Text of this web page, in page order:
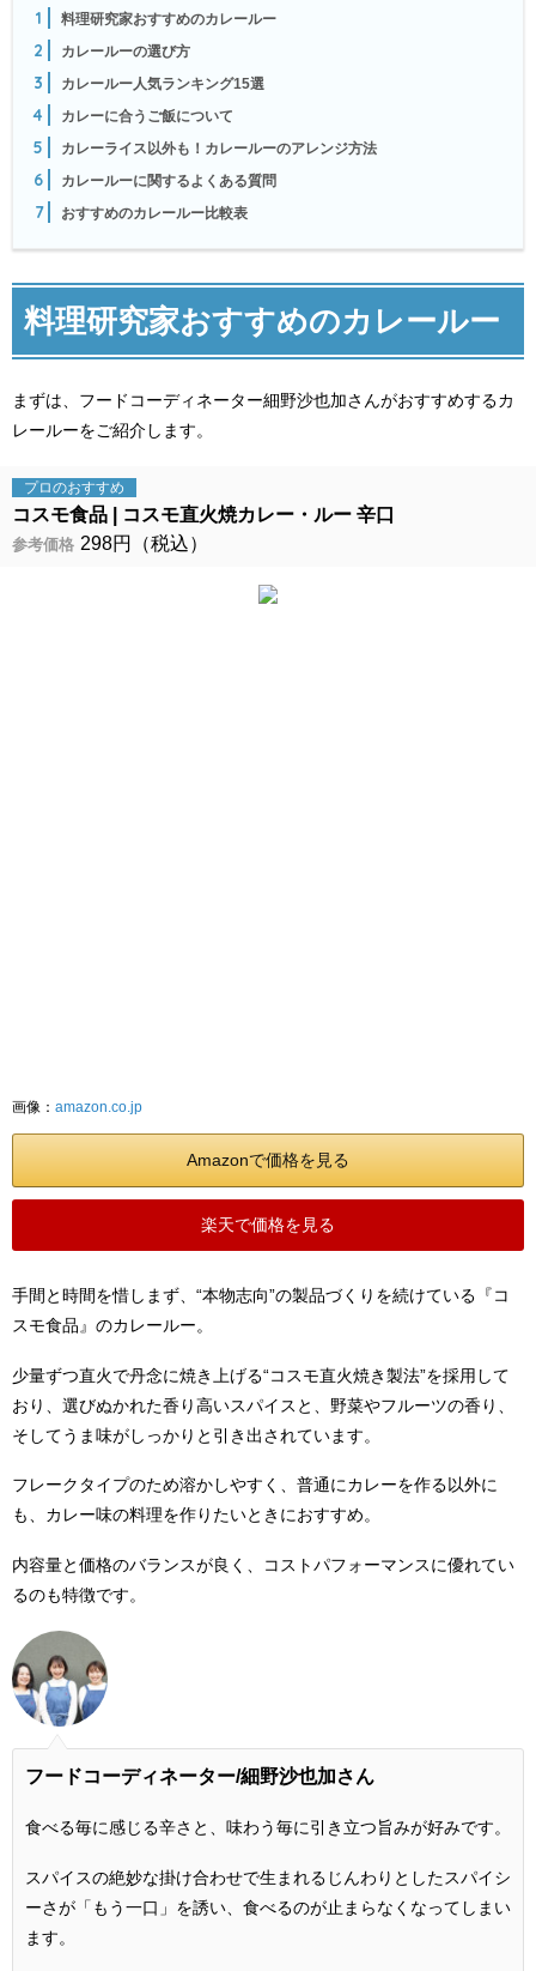
1 料理研究家おすすめのカレールー
2 カレールーの選び方
3 カレールー人気ランキング15選
4 カレーに合うご飯について
5 カレーライス以外も！カレールーのアレンジ方法
6 カレールーに関するよくある質問
7 おすすめのカレールー比較表
料理研究家おすすめのカレールー
まずは、フードコーディネーター細野沙也加さんがおすすめするカ
レールーをご紹介します。
画像： amazon.co.jp
プロのおすすめ
コスモ食品 コスモ直火焼カレー・ルー 辛口
参考価格 298円（税込）
Amazonで価格を見る
楽天で価格を見る
手間と時間を惜しまず、“本物志向”の製品づくりを続けている『コ
スモ食品』のカレールー。
少量ずつ直火で丹念に焼き上げる“コスモ直火焼き製法”を採用して
おり、選びぬかれた香り高いスパイスと、野菜やフルーツの香り、
そしてうま味がしっかりと引き出されています。
フレークタイプのため溶かしやすく、普通にカレーを作る以外に
も、カレー味の料理を作りたいときにおすすめ。
内容量と価格のバランスが良く、コストパフォーマンスに優れてい
るのも特徴です。
フードコーディネーター/細野沙也加さん
食べる毎に感じる辛さと、味わう毎に引き立つ旨みが好みです。
スパイスの絶妙な掛け合わせで生まれるじんわりとしたスパイシ
ーさが「もう一口」を誘い、食べるのが止まらなくなってしまい
ます。